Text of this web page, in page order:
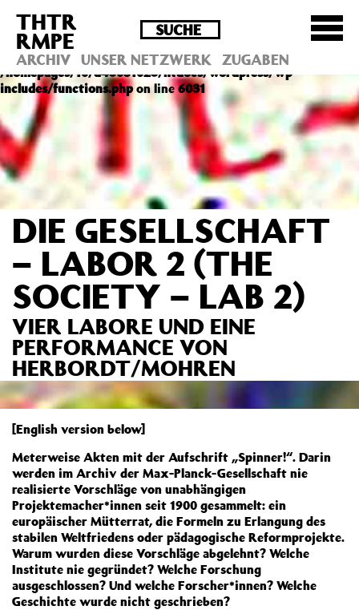
Deprecated : Die Funktion post_permalink ist seit
Version 4.4.0 veraltet! Verwende stattdessen
get_permalink(). in
/homepages/10/d43051023/htdocs/wordpress/wp-
includes/functions.phpon line6031
THTR
RMPE
ARCHIV UNSER NETZWERK ZUGABEN
DIE GESELLSCHAFT
– LABOR 2 (THE
SOCIETY – LAB 2)
VIER LABORE UND EINE
PERFORMANCE VON
HERBORDT/MOHREN
[English version below]
Meterweise Akten mit der Aufschrift „Spinner!“. Darin
werden im Archiv der Max-Planck-Gesellschaft nie
realisierte Vorschläge von unabhängigen
Projektemacher*innen seit 1900 gesammelt: ein
europäischer Mütterrat, die Formeln zu Erlangung des
stabilen Weltfriedens oder pädagogische Reformprojekte.
Warum wurden diese Vorschläge abgelehnt? Welche
Institute nie gegründet? Welche Forschung
ausgeschlossen? Und welche Forscher*innen? Welche
Geschichte wurde nicht geschrieben?